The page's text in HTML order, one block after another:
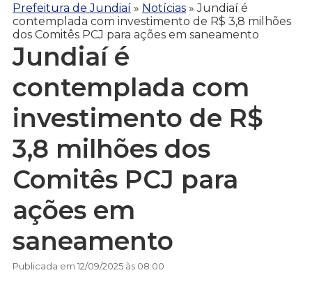
Prefeitura de Jundiaí » Notícias »Jundiaí é
contemplada com investimento de R$ 3,8 milhões
dos Comitês PCJ para ações em saneamento
Jundiaí é
contemplada com
investimento de R$
3,8 milhões dos
Comitês PCJ para
ações em
saneamento
Publicada em 12/09/2025 às 08:00